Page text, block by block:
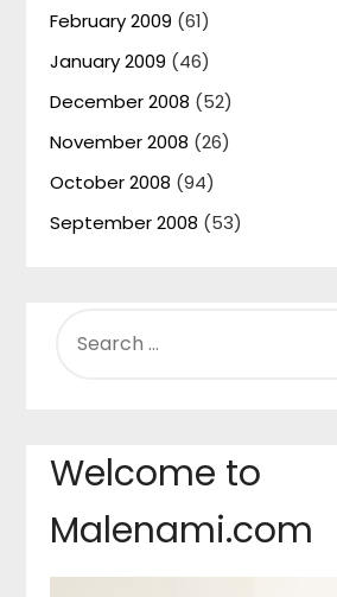
February 2009 (61)
January 2009 (46)
December 2008 (52)
November 2008 (26)
October 2008 (94)
September 2008 (53)
FOR:
Welcome to
Malenami.com